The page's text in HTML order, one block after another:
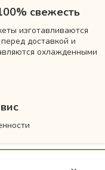
свежесть
изготавливаются
перед доставкой и
охлажденными